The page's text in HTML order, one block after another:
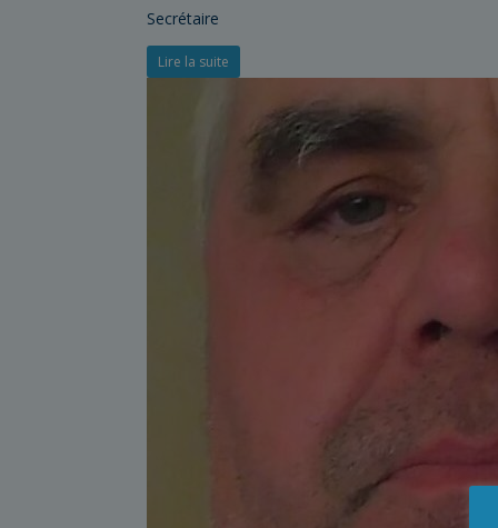
Secrétaire
Lire la suite